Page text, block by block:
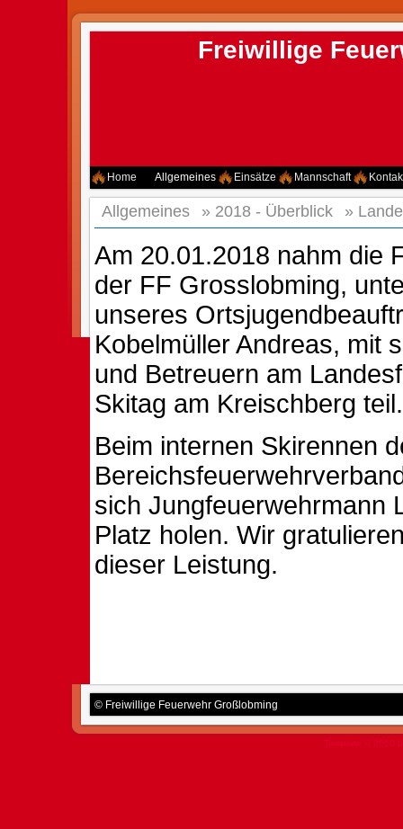
Freiwillige
Home Allgemeines Einsätze Mannschaft
Allgemeines » 2018 - Überblick »
Am 20.01.2018 nahm die
der FF Grosslobming,
unseres
Kobelmüller Andreas, mit
und Betreuern am
Skitag am Kreischberg teil.
Beim internen Skirennen
sich Jungfeuerwehrmann
Platz holen. Wir
dieser Leistung.
© Freiwillige Feuerwehr Großlobming